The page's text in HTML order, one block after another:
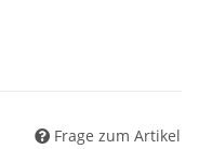
Frage zum Artikel